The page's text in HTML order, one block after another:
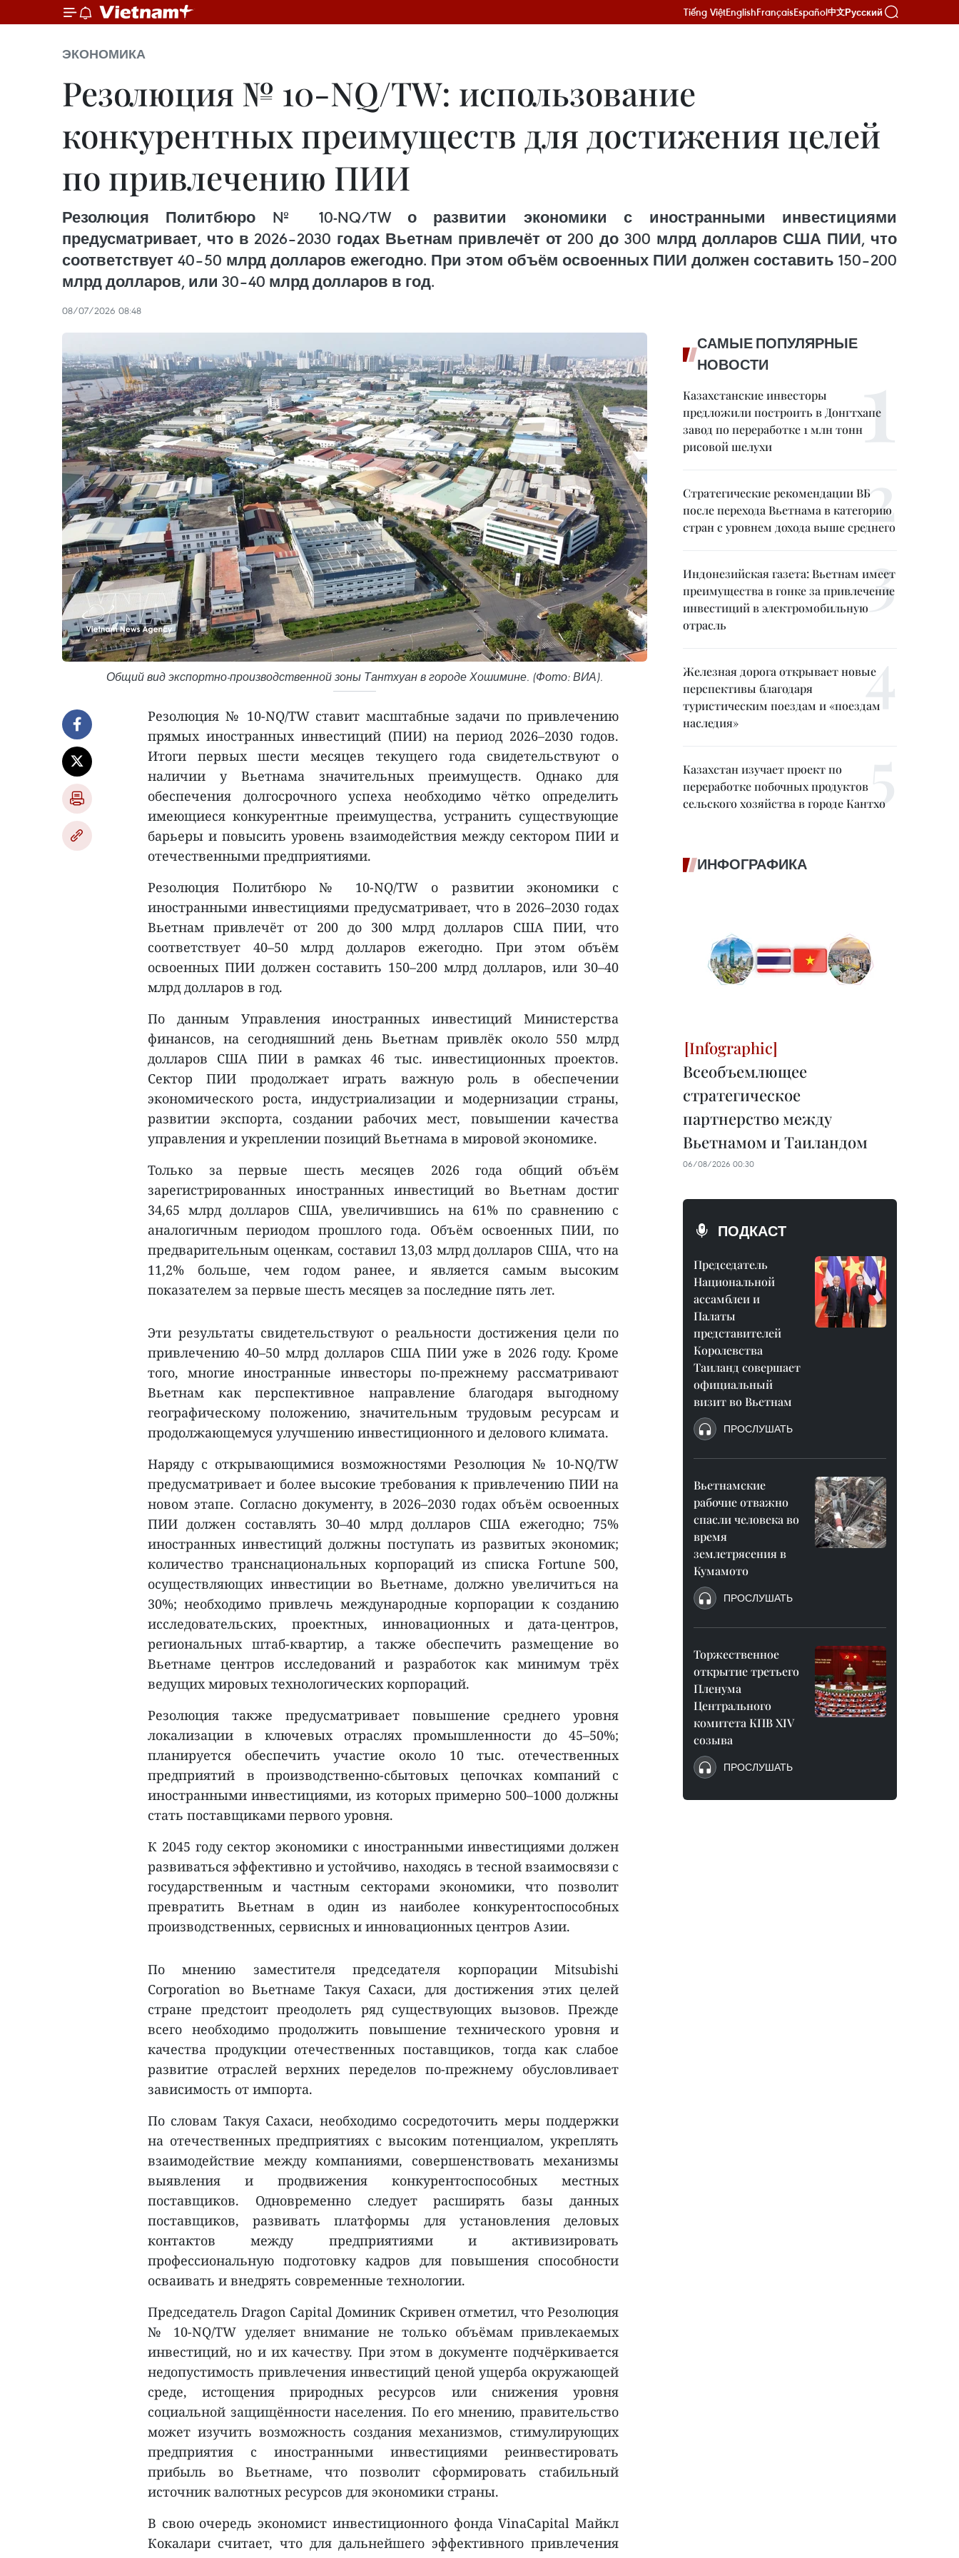
Tiếng ViệtEnglishFrançaisEspañol中文Русский
ЭКОНОМИКА
Резолюция № 10-NQ/TW: использование
конкурентных преимуществ для достижения целей
по привлечению ПИИ
Резолюция Политбюро № 10-NQ/TW о развитии экономики с иностранными инвестициями
предусматривает, что в 2026–2030 годах Вьетнам привлечёт от 200 до 300 млрд долларов США ПИИ, что
соответствует 40–50 млрд долларов ежегодно. При этом объём освоенных ПИИ должен составить 150–200
млрд долларов, или 30–40 млрд долларов в год.
08/07/2026 08:48
Общий вид экспортно-производственной зоны Тантхуан в городе Хошимине. (Фото: ВИА).
Резолюция № 10-NQ/TW ставит масштабные задачи по привлечению
прямых иностранных инвестиций (ПИИ) на период 2026–2030 годов.
Итоги первых шести месяцев текущего года свидетельствуют о
наличии у Вьетнама значительных преимуществ. Однако для
обеспечения долгосрочного успеха необходимо чётко определить
имеющиеся конкурентные преимущества, устранить существующие
барьеры и повысить уровень взаимодействия между сектором ПИИ и
отечественными предприятиями.
Резолюция Политбюро № 10-NQ/TW о развитии экономики с
иностранными инвестициями предусматривает, что в 2026–2030 годах
Вьетнам привлечёт от 200 до 300 млрд долларов США ПИИ, что
соответствует 40–50 млрд долларов ежегодно. При этом объём
освоенных ПИИ должен составить 150–200 млрд долларов, или 30–40
млрд долларов в год.
По данным Управления иностранных инвестиций Министерства
финансов, на сегодняшний день Вьетнам привлёк около 550 млрд
долларов США ПИИ в рамках 46 тыс. инвестиционных проектов.
Сектор ПИИ продолжает играть важную роль в обеспечении
экономического роста, индустриализации и модернизации страны,
развитии экспорта, создании рабочих мест, повышении качества
управления и укреплении позиций Вьетнама в мировой экономике.
Только за первые шесть месяцев 2026 года общий объём
зарегистрированных иностранных инвестиций во Вьетнам достиг
34,65 млрд долларов США, увеличившись на 61% по сравнению с
аналогичным периодом прошлого года. Объём освоенных ПИИ, по
предварительным оценкам, составил 13,03 млрд долларов США, что на
11,2% больше, чем годом ранее, и является самым высоким
показателем за первые шесть месяцев за последние пять лет.
Эти результаты свидетельствуют о реальности достижения цели по
привлечению 40–50 млрд долларов США ПИИ уже в 2026 году. Кроме
того, многие иностранные инвесторы по-прежнему рассматривают
Вьетнам как перспективное направление благодаря выгодному
географическому положению, значительным трудовым ресурсам и
продолжающемуся улучшению инвестиционного и делового климата.
Наряду с открывающимися возможностями Резолюция № 10-NQ/TW
предусматривает и более высокие требования к привлечению ПИИ на
новом этапе. Согласно документу, в 2026–2030 годах объём освоенных
ПИИ должен составлять 30–40 млрд долларов США ежегодно; 75%
иностранных инвестиций должны поступать из развитых экономик;
количество транснациональных корпораций из списка Fortune 500,
осуществляющих инвестиции во Вьетнаме, должно увеличиться на
30%; необходимо привлечь международные корпорации к созданию
исследовательских, проектных, инновационных и дата-центров,
региональных штаб-квартир, а также обеспечить размещение во
Вьетнаме центров исследований и разработок как минимум трёх
ведущих мировых технологических корпораций.
Резолюция также предусматривает повышение среднего уровня
локализации в ключевых отраслях промышленности до 45–50%;
планируется обеспечить участие около 10 тыс. отечественных
предприятий в производственно-сбытовых цепочках компаний с
иностранными инвестициями, из которых примерно 500–1000 должны
стать поставщиками первого уровня.
К 2045 году сектор экономики с иностранными инвестициями должен
развиваться эффективно и устойчиво, находясь в тесной взаимосвязи с
государственным и частным секторами экономики, что позволит
превратить Вьетнам в один из наиболее конкурентоспособных
производственных, сервисных и инновационных центров Азии.
По мнению заместителя председателя корпорации Mitsubishi
Corporation во Вьетнаме Такуя Сахаси, для достижения этих целей
стране предстоит преодолеть ряд существующих вызовов. Прежде
всего необходимо продолжить повышение технического уровня и
качества продукции отечественных поставщиков, тогда как слабое
развитие отраслей верхних переделов по-прежнему обусловливает
зависимость от импорта.
По словам Такуя Сахаси, необходимо сосредоточить меры поддержки
на отечественных предприятиях с высоким потенциалом, укреплять
взаимодействие между компаниями, совершенствовать механизмы
выявления и продвижения конкурентоспособных местных
поставщиков. Одновременно следует расширять базы данных
поставщиков, развивать платформы для установления деловых
контактов между предприятиями и активизировать
профессиональную подготовку кадров для повышения способности
осваивать и внедрять современные технологии.
Председатель Dragon Capital Доминик Скривен отметил, что Резолюция
№ 10-NQ/TW уделяет внимание не только объёмам привлекаемых
инвестиций, но и их качеству. При этом в документе подчёркивается
недопустимость привлечения инвестиций ценой ущерба окружающей
среде, истощения природных ресурсов или снижения уровня
социальной защищённости населения. По его мнению, правительство
может изучить возможность создания механизмов, стимулирующих
предприятия с иностранными инвестициями реинвестировать
прибыль во Вьетнаме, что позволит сформировать стабильный
источник валютных ресурсов для экономики страны.
В свою очередь экономист инвестиционного фонда VinaCapital Майкл
Кокалари считает, что для дальнейшего эффективного привлечения
САМЫЕ ПОПУЛЯРНЫЕ
НОВОСТИ
Казахстанские инвесторы
предложили построить в Донгтхапе
завод по переработке 1 млн тонн
рисовой шелухи
Стратегические рекомендации ВБ
после перехода Вьетнама в категорию
стран с уровнем дохода выше среднего
Индонезийская газета: Вьетнам имеет
преимущества в гонке за привлечение
инвестиций в электромобильную
отрасль
Железная дорога открывает новые
перспективы благодаря
туристическим поездам и «поездам
наследия»
Казахстан изучает проект по
переработке побочных продуктов
сельского хозяйства в городе Кантхо
ИНФОГРАФИКА
Всеобъемлющее
стратегическое
партнерство между
Вьетнамом и Таиландом
06/08/2026 00:30
ПОДКАСТ
Председатель
Национальной
ассамблеи и
Палаты
представителей
Королевства
Таиланд совершает
официальный
визит во Вьетнам
ПРОСЛУШАТЬ
Вьетнамские
рабочие отважно
спасли человека во
время
землетрясения в
Кумамото
ПРОСЛУШАТЬ
Торжественное
открытие третьего
Пленума
Центрального
комитета КПВ XIV
созыва
ПРОСЛУШАТЬ